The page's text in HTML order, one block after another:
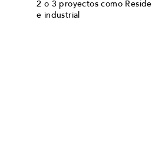
2 o 3 proyectos como
e industrial